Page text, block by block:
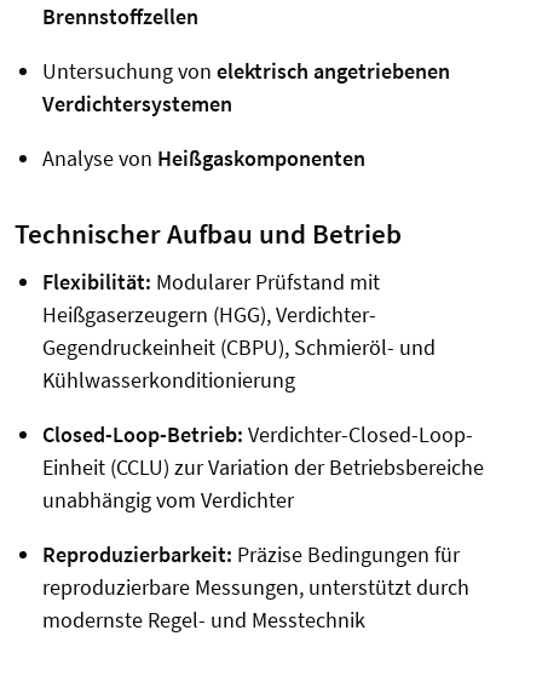
Brennstoffzellen
Untersuchung von elektrisch angetriebenen
Verdichtersystemen
Analyse von Heißgaskomponenten
Technischer Aufbau und Betrieb
Flexibilität: Modularer Prüfstand mit
Heißgaserzeugern (HGG), Verdichter-
Gegendruckeinheit (CBPU), Schmieröl- und
Kühlwasserkonditionierung
Closed-Loop-Betrieb: Verdichter-Closed-Loop-
Einheit (CCLU) zur Variation der Betriebsbereiche
unabhängig vom Verdichter
Reproduzierbarkeit: Präzise Bedingungen für
reproduzierbare Messungen, unterstützt durch
modernste Regel- und Messtechnik